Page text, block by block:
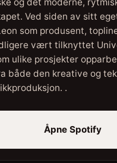
Ved siden av sitt
som produsent,
vært tilknyttet
ulike prosjekter
både den kreative og
.
Åpne Spotify